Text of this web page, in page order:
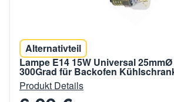
Alternativteil
Lampe E14 15W Universal
300Grad für Backofen
Produkt Details